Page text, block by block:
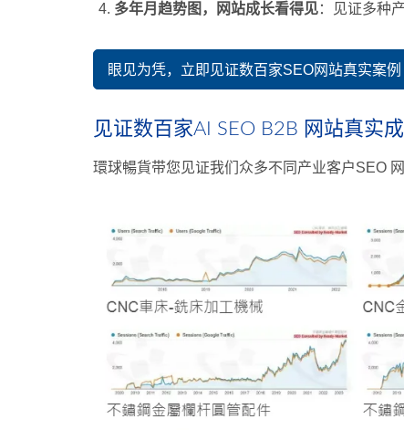
多年月趋势图，网站成长看得见：见证多种
眼见为凭，立即见证数百家SEO网站真实案例
见证数百家AI SEO B2B 网站真实
環球暢貨带您见证我们众多不同产业客户SEO